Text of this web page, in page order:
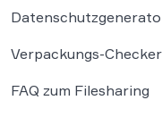
Verpackungs-Checker
FAQ zum Filesharing